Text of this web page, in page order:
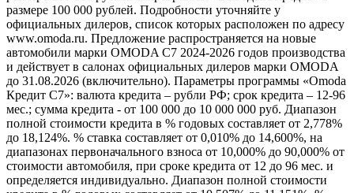
размере 100 000 рублей. Подробности уточняйте у
официальных дилеров, список которых расположен по адресу
www.omoda.ru. Предложение распространяется на новые
автомобили марки OMODA C7 2024-2026 годов производства
и действует в салонах официальных дилеров марки OMODA
до 31.08.2026 (включительно). Параметры программы «Omoda
Кредит C7»: валюта кредита – рубли РФ; срок кредита – 12-96
мес.; сумма кредита - от 100 000 до 10 000 000 руб. Диапазон
полной стоимости кредита в % годовых составляет от 2,778%
до 18,124%. % ставка составляет от 0,010% до 14,600%, на
диапазонах первоначального взноса от 10,000% до 90,000% от
стоимости автомобиля, при сроке кредита от 12 до 96 мес. и
определяется индивидуально. Диапазон полной стоимости